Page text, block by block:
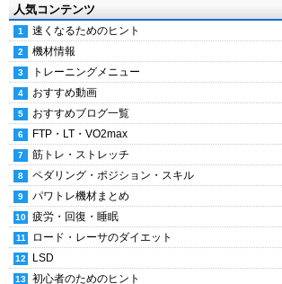
人気コンテンツ
速くなるためのヒント
機材情報
トレーニングメニュー
おすすめ動画
おすすめブログ一覧
FTP・LT・VO2max
筋トレ・ストレッチ
ペダリング・ポジション・スキル
パワトレ機材まとめ
疲労・回復・睡眠
ロード・レーサのダイエット
LSD
初心者のためのヒント